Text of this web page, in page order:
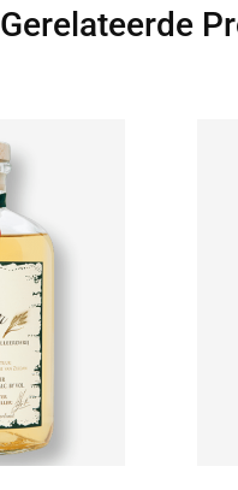
Gerelateerde